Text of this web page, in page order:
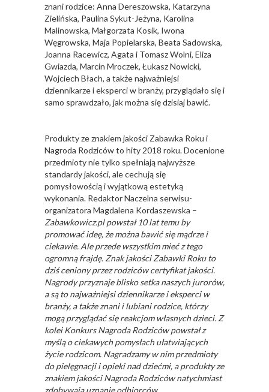
znani rodzice: Anna Dereszowska, Katarzyna
Zielińska, Paulina Sykut-Jeżyna, Karolina
Malinowska, Małgorzata Kosik, Iwona
Węgrowska, Maja Popielarska, Beata Sadowska,
Joanna Racewicz, Agata i Tomasz Wolni, Eliza
Gwiazda, Marcin Mroczek, Łukasz Nowicki,
Wojciech Błach, a także najważniejsi
dziennikarze i eksperci w branży, przyglądało się i
samo sprawdzało, jak można się dzisiaj bawić.
Produkty ze znakiem jakości Zabawka Roku i
Nagroda Rodziców to hity 2018 roku. Docenione
przedmioty nie tylko spełniają najwyższe
standardy jakości, ale cechują się
pomysłowością i wyjątkową estetyką
wykonania. Redaktor Naczelna serwisu-
organizatora Magdalena Kordaszewska –
Zabawkowicz.pl powstał 10 lat temu by
promować ideę, że można bawić się mądrze i
ciekawie. Ale przede wszystkim mieć z tego
ogromną frajdę. Znak jakości Zabawki Roku to
dziś ceniony przez rodziców certyfikat jakości.
Nagrody przyznaje blisko setka naszych jurorów,
a są to najważniejsi dziennikarze i eksperci w
branży, a także znani i lubiani rodzice, którzy
mogą przyglądać się reakcjom własnych dzieci. Z
kolei Konkurs Nagroda Rodziców powstał z
myślą o ciekawych pomysłach ułatwiających
życie rodzicom. Nagradzamy w nim przedmioty
do pielęgnacji i opieki nad dziećmi, a produkty ze
znakiem jakości Nagroda Rodziców natychmiast
zdobywają uznanie odbiorców.